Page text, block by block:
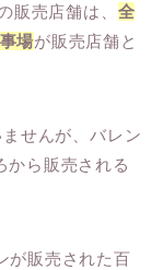
販売店舗は、 全
場が販売店舗と
せんが、バレン
から販売される
が販売された百